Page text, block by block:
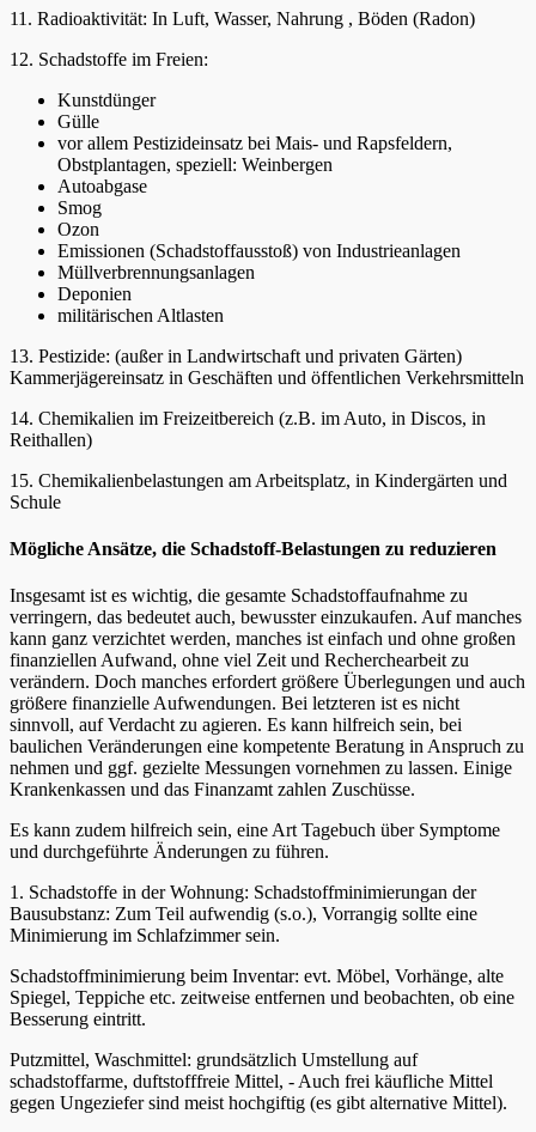
11. Radioaktivität: In Luft, Wasser, Nahrung , Böden (Radon)
12. Schadstoffe im Freien:
Kunstdünger
Gülle
vor allem Pestizideinsatz bei Mais- und Rapsfeldern,
Obstplantagen, speziell: Weinbergen
Autoabgase
Smog
Ozon
Emissionen (Schadstoffausstoß) von Industrieanlagen
Müllverbrennungsanlagen
Deponien
militärischen Altlasten
13. Pestizide: (außer in Landwirtschaft und privaten Gärten)
Kammerjägereinsatz in Geschäften und öffentlichen Verkehrsmitteln
14. Chemikalien im Freizeitbereich (z.B. im Auto, in Discos, in
Reithallen)
15. Chemikalienbelastungen am Arbeitsplatz, in Kindergärten und
Schule
Mögliche Ansätze, die Schadstoff-Belastungen zu reduzieren
Insgesamt ist es wichtig, die gesamte Schadstoffaufnahme zu
verringern, das bedeutet auch, bewusster einzukaufen. Auf manches
kann ganz verzichtet werden, manches ist einfach und ohne großen
finanziellen Aufwand, ohne viel Zeit und Recherchearbeit zu
verändern. Doch manches erfordert größere Überlegungen und auch
größere finanzielle Aufwendungen. Bei letzteren ist es nicht
sinnvoll, auf Verdacht zu agieren. Es kann hilfreich sein, bei
baulichen Veränderungen eine kompetente Beratung in Anspruch zu
nehmen und ggf. gezielte Messungen vornehmen zu lassen. Einige
Krankenkassen und das Finanzamt zahlen Zuschüsse.
Es kann zudem hilfreich sein, eine Art Tagebuch über Symptome
und durchgeführte Änderungen zu führen.
1. Schadstoffe in der Wohnung: Schadstoffminimierungan der
Bausubstanz: Zum Teil aufwendig (s.o.), Vorrangig sollte eine
Minimierung im Schlafzimmer sein.
Schadstoffminimierung beim Inventar: evt. Möbel, Vorhänge, alte
Spiegel, Teppiche etc. zeitweise entfernen und beobachten, ob eine
Besserung eintritt.
Putzmittel, Waschmittel: grundsätzlich Umstellung auf
schadstoffarme, duftstofffreie Mittel, - Auch frei käufliche Mittel
gegen Ungeziefer sind meist hochgiftig (es gibt alternative Mittel).